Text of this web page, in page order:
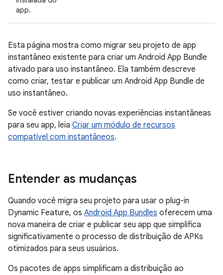
app.
Esta página mostra como migrar seu projeto de app
instantâneo existente para criar um Android App Bundle
ativado para uso instantâneo. Ela também descreve
como criar, testar e publicar um Android App Bundle de
uso instantâneo.
Se você estiver criando novas experiências instantâneas
para seu app, leia Criar um módulo de recursos
compatível com instantâneos.
Entender as mudanças
Quando você migra seu projeto para usar o plug-in
Dynamic Feature, os Android App Bundles oferecem uma
nova maneira de criar e publicar seu app que simplifica
significativamente o processo de distribuição de APKs
otimizados para seus usuários.
Os pacotes de apps simplificam a distribuição ao